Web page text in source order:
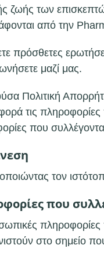
ζωής των
από την
πρόσθετες
μαζί μας.
Πολιτική
τις πληροφορίες
που
τον
που
πληροφορίες
στο σημείο